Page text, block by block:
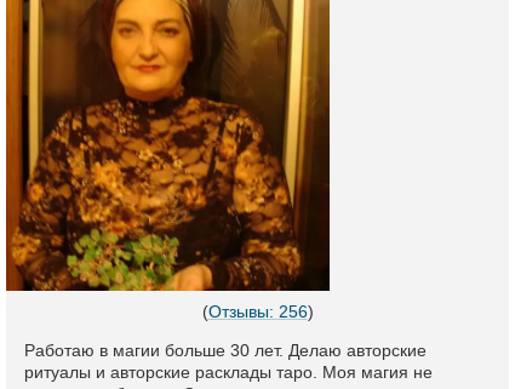
(Отзывы: 256)
Работаю в магии больше 30 лет. Делаю авторские
ритуалы и авторские расклады таро. Моя магия не